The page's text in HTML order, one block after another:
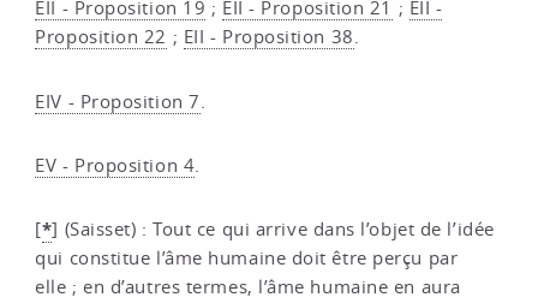
EII - Proposition 19 ; EII - Proposition 21 ; EII -
Proposition 22 ; EII - Proposition 38.
EIV - Proposition 7
EV - Proposition 4.
[*] (Saisset) : Tout ce qui arrive dans l’objet de l’idée
qui constitue l’âme humaine doit être perçu par
elle ; en d’autres termes, l’âme humaine en aura